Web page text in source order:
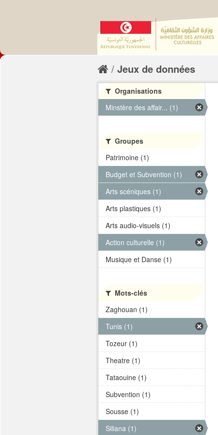
Jeux de données
Organisations
Minstère des affair... (1)
Groupes
Patrimoine (1)
Budget et Subvention (1)
Arts scéniques (1)
Arts plastiques (1)
Arts audio-visuels (1)
Action culturelle (1)
Musique et Danse (1)
Mots-clés
Zaghouan (1)
Tunis (1)
Tozeur (1)
Theatre (1)
Tataouine (1)
Subvention (1)
Sousse (1)
Siliana (1)